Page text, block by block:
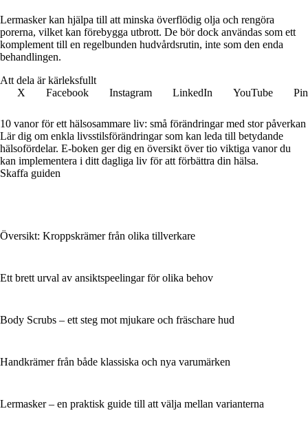
Lermasker kan hjälpa till att minska överflödig olja och rengöra
porerna, vilket kan förebygga utbrott. De bör dock användas som ett
komplement till en regelbunden hudvårdsrutin, inte som den enda
behandlingen.
Att dela är kärleksfullt
X
Facebook Instagram LinkedIn YouTube
10 vanor för ett hälsosammare liv: små förändringar med stor påverkan
Lär dig om enkla livsstilsförändringar som kan leda till betydande
hälsofördelar. E-boken ger dig en översikt över tio viktiga vanor du
kan implementera i ditt dagliga liv för att förbättra din hälsa.
Skaffa guiden
Översikt: Kroppskrämer från olika tillverkare
Ett brett urval av ansiktspeelingar för olika behov
Body Scrubs – ett steg mot mjukare och fräschare hud
Handkrämer från både klassiska och nya varumärken
Lermasker – en praktisk guide till att välja mellan varianterna